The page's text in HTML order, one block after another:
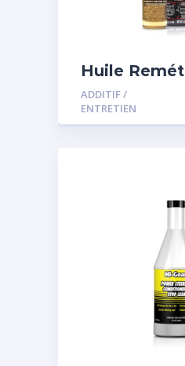
Huile
Moteur SMT2
ADDITIF /
ENTRETIEN